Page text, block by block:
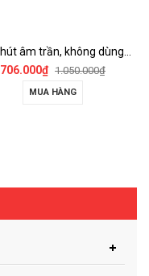
Quạt hút âm trần, không dùng ống dẫn Panasonic - FV-25TGU6
706.000₫ 1.050.000₫
MUA HÀNG